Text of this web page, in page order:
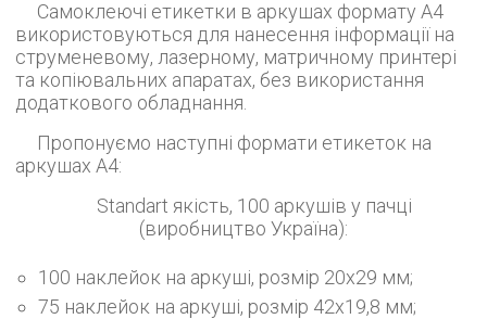
Самоклеючі етикетки в аркушах формату А4
використовуються для нанесення інформації на
струменевому, лазерному, матричному принтері
та копіювальних апаратах, без використання
додаткового обладнання.
Пропонуємо наступні формати етикеток на
аркушах А4:
Standart якість, 100 аркушів у пачці
(виробництво Україна):
100 наклейок на аркуші, розмір 20х29 мм;
75 наклейок на аркуші, розмір 42х19,8 мм;